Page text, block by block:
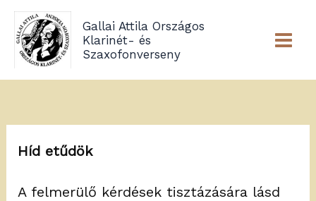
Skip
content
Gallai Attila Országos
Klarinét- és
Szaxofonverseny
Híd etűdök
A felmerülő kérdések tisztázására lásd